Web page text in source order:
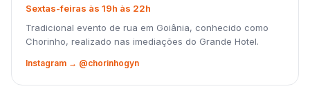
Sextas-feiras às 19h às 22h
Tradicional evento de rua em Goiânia, conhecido como
Chorinho, realizado nas imediações do Grande Hotel.
Instagram → @chorinhogyn